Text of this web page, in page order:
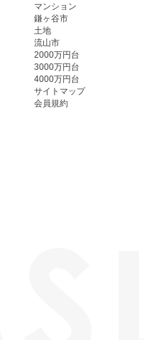
マンション
鎌ヶ谷市
土地
流山市
2000万円台
3000万円台
4000万円台
サイトマップ
会員規約